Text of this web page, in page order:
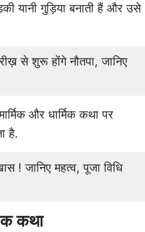
यानी गुड़िया बनाती हैं और उसे
से शुरू होंगे नौतपा, जानिए
और धार्मिक कथा पर
है.
! जानिए महत्व, पूजा विधि
कथा